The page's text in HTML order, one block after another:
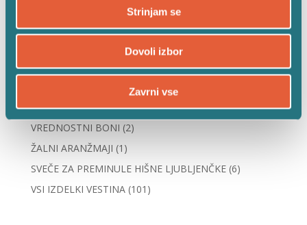
Strinjam se
Dovoli izbor
Zavrni vse
(12)
ELEKTRONSKE SVEČE (14)
ELEKTRONSKI GORILCI Z MOTIVI
ELEKTRONSKI VLOŽKI (10)
SPOMINSKI DODATKI (13)
VESTINA PAKETI (8)
VREDNOSTNI BONI (2)
ŽALNI ARANŽMAJI (1)
SVEČE ZA PREMINULE HIŠNE LJUBLJENČKE (6)
VSI IZDELKI VESTINA (101)